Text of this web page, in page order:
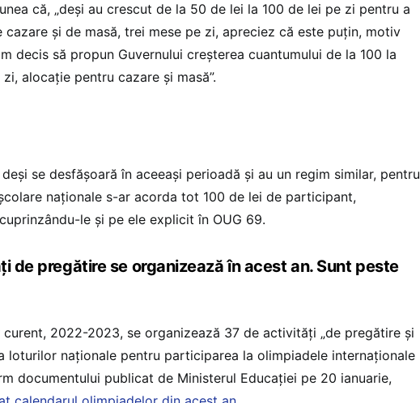
că, „deși au crescut de la 50 de lei la 100 de lei pe zi pentru a
cazare și de masă, trei mese pe zi, apreciez că este puțin, motiv
decis să propun Guvernului creșterea cuantumului de la 100 la
alocație pentru cazare și masă”.
se desfășoară în aceeași perioadă și au un regim similar, pentru
naționale s-ar acorda tot 100 de lei de participant,
le și pe ele explicit în OUG 69.
de pregătire se organizează în acest an. Sunt peste
curent, 2022-2023, se organizează 37 de activități „de pregătire și
loturilor naționale pentru participarea la olimpiadele internaționale
documentului publicat de Ministerul Educației pe 20 ianuarie,